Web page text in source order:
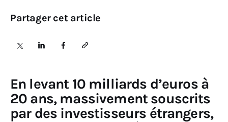
Idées
Humour
Partager cet article
En levant 10 milliards d’euros à
20 ans, massivement souscrits
par des investisseurs étrangers,